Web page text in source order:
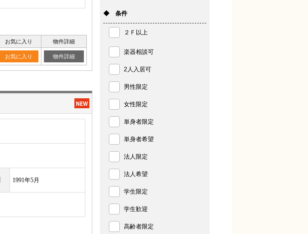
お気に入り 物件詳細
お気に入り 物件詳細
1991年5月
◆ 条件
２Ｆ以上
楽器相談可
2人入居可
男性限定
女性限定
単身者限定
単身者希望
法人限定
法人希望
学生限定
学生歓迎
高齢者限定